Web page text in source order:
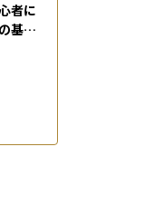
者に
基本